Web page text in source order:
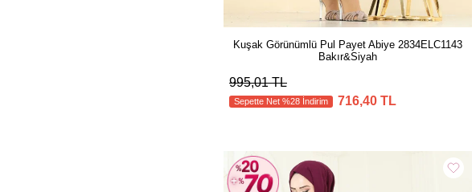
Kuşak Görünümlü Pul Payet Abiye 2834ELC1143
Bakır&Siyah
995,01 TL
Sepette Net %28 İndirim 716,40 TL